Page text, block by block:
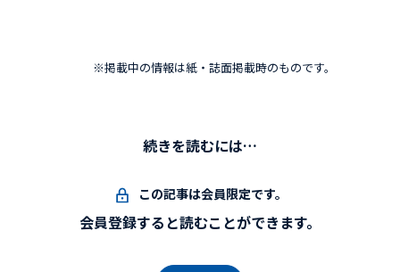
※掲載中の情報は紙・誌面掲載時のものです。
続きを読むには…
この記事は会員限定です。
会員登録すると読むことができます。